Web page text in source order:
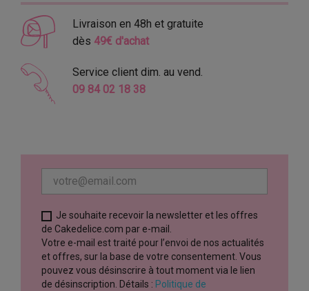
Livraison en 48h et gratuite
dès 49€ d'achat
Service client dim. au vend.
09 84 02 18 38
Je souhaite recevoir la newsletter et les offres
de Cakedelice.com par e-mail.
Votre e-mail est traité pour l’envoi de nos actualités
et offres, sur la base de votre consentement. Vous
pouvez vous désinscrire à tout moment via le lien
de désinscription. Détails : Politique de